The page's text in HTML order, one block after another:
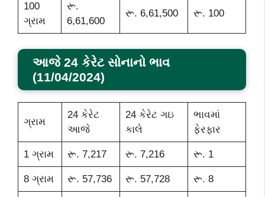
100
ગ્રામ
રૂ.
6,61,600
રૂ. 6,61,500 રૂ. 100
આજે 24 કેરેટ સોનાનો ભાવ
(11/04/2024)
ગ્રામ
24 કેરેટ
આજે
24 કેરેટ ગઇ
કાલે
ભાવમાં
ફેરફાર
1 ગ્રામ રૂ. 7,217 રૂ. 7,216 રૂ. 1
8 ગ્રામ રૂ. 57,736 રૂ. 57,728 રૂ. 8